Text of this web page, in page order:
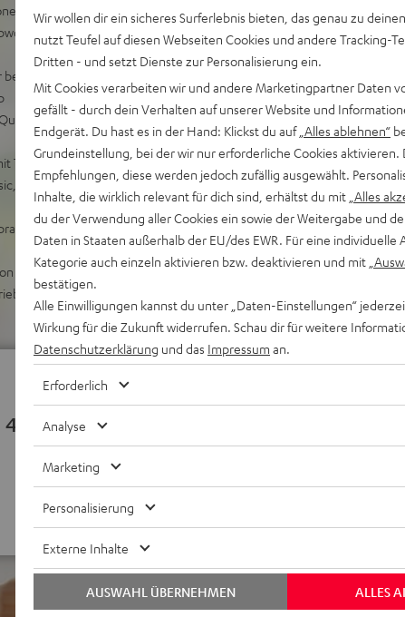
Wiedergabe im Alexa Multiroom
und passiven Membranen für eine
Klang an jeder Position im
vom TV-Gerät, Google Play Music,
Teufel HOLIST App (iOS/Android), App
Gerät direkt aus Spotify App anspielbar
aus allen Richtungen,
Button, Wecker, hochwertige, leicht zu
möglich
4.57
(4.57 von 5 bei 140 Bewertungen)
ALLE BEWERTUNGEN
Wir wollen dir ein sicheres Surferlebnis bieten, das genau zu
nutzt Teufel auf diesen Webseiten Cookies und andere Tracking-
Dritten - und setzt Dienste zur Personalisierung ein.
Mit Cookies verarbeiten wir und andere Marketingpartner Daten
gefällt - durch dein Verhalten auf unserer Website und
Endgerät. Du hast es in der Hand: Klickst du auf „Alles ablehnen“
Grundeinstellung, bei der wir nur erforderliche Cookies aktivieren.
Empfehlungen, diese werden jedoch zufällig ausgewählt.
Inhalte, die wirklich relevant für dich sind, erhältst du mit „Alles
du der Verwendung aller Cookies ein sowie der Weitergabe und
Daten in Staaten außerhalb der EU/des EWR. Für eine individuelle
Kategorie auch einzeln aktivieren bzw. deaktivieren und mit
bestätigen.
Alle Einwilligungen kannst du unter „Daten-Einstellungen“
Wirkung für die Zukunft widerrufen. Schau dir für weitere
Datenschutzerklärung und das Impressum an.
Erforderlich
Analyse
Marketing
Personalisierung
Externe Inhalte
ALLES
AUSWAHL ÜBERNEHMEN